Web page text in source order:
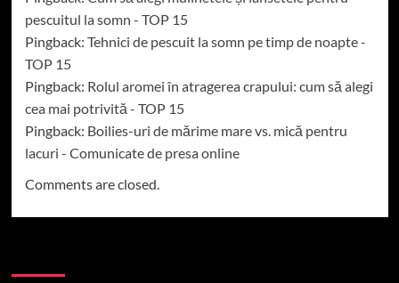
pescuitul la somn - TOP 15
Pingback: Tehnici de pescuit la somn pe timp de noapte -
TOP 15
Pingback: Rolul aromei în atragerea crapului: cum să alegi
cea mai potrivită - TOP 15
Pingback: Boilies-uri de mărime mare vs. mică pentru
lacuri - Comunicate de presa online
Comments are closed.